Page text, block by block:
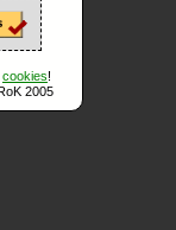
cookies!
2005